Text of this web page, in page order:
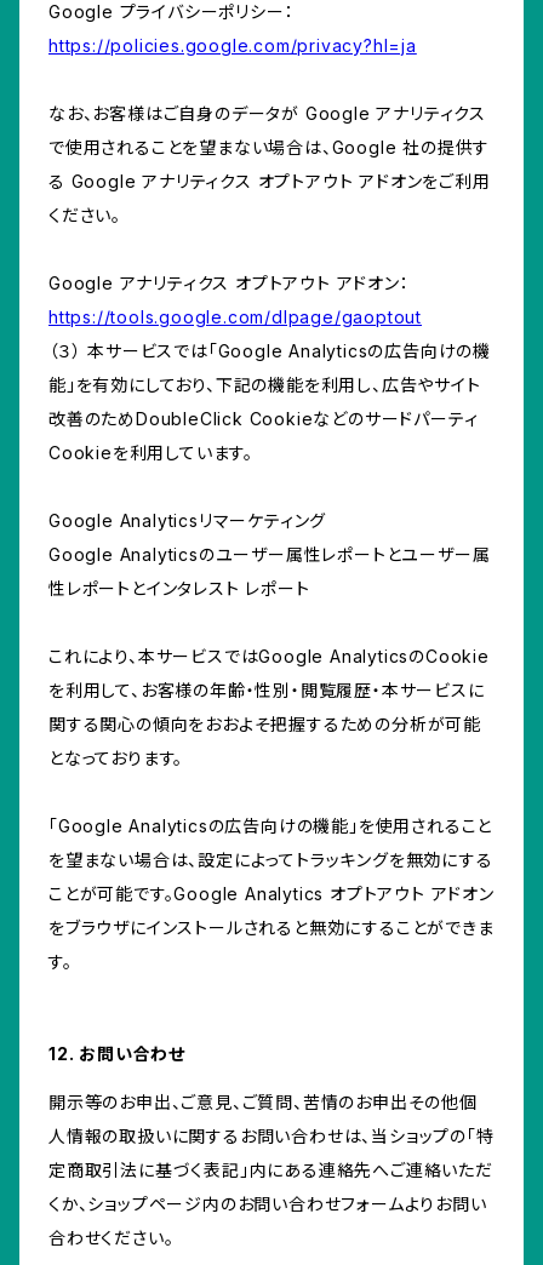
Google プライバシーポリシー：
https://policies.google.com/privacy?hl=ja
なお、お客様はご自身のデータが Google アナリティクス
で使用されることを望まない場合は、Google 社の提供す
る Google アナリティクス オプトアウト アドオンをご利用
ください。
Google アナリティクス オプトアウト アドオン：
https://tools.google.com/dlpage/gaoptout
（３） 本サービスでは「Google Analyticsの広告向けの機
能」を有効にしており、下記の機能を利用し、広告やサイト
改善のためDoubleClick Cookieなどのサードパーティ
Cookieを利用しています。
Google Analyticsリマーケティング
Google Analyticsのユーザー属性レポートとユーザー属
性レポートとインタレスト レポート
これにより、本サービスではGoogle AnalyticsのCookie
を利用して、お客様の年齢・性別・閲覧履歴・本サービスに
関する関心の傾向をおおよそ把握するための分析が可能
となっております。
「Google Analyticsの広告向けの機能」を使用されること
を望まない場合は、設定によってトラッキングを無効にする
ことが可能です。Google Analytics オプトアウト アドオン
をブラウザにインストールされると無効にすることができま
す。
12. お問い合わせ
開示等のお申出、ご意見、ご質問、苦情のお申出その他個
人情報の取扱いに関するお問い合わせは、当ショップの「特
定商取引法に基づく表記」内にある連絡先へご連絡いただ
くか、ショップページ内のお問い合わせフォームよりお問い
合わせください。